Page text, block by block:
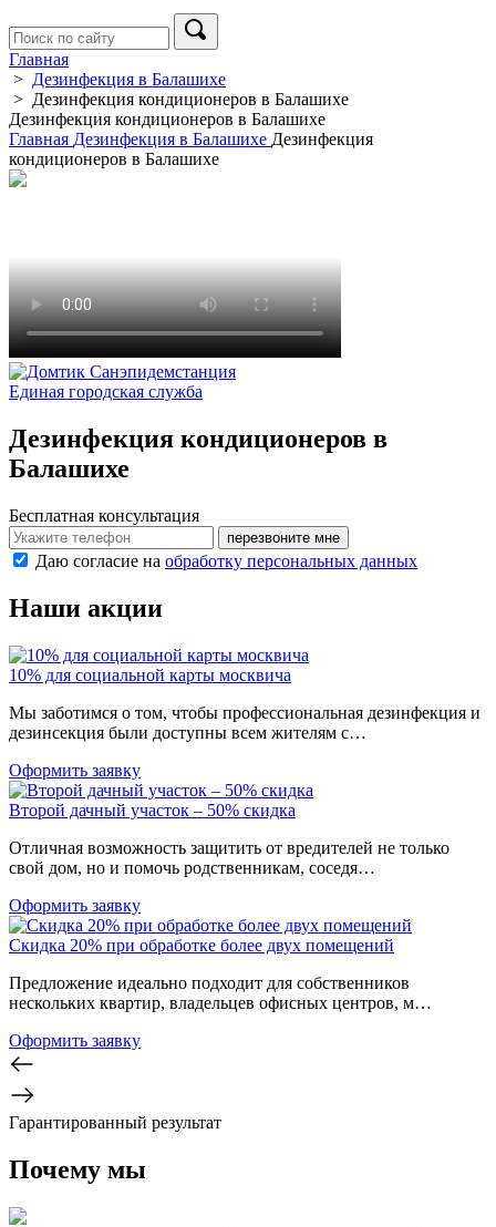
Главная
> Дезинфекция в Балашихе
> Дезинфекция кондиционеров в Балашихе
Дезинфекция кондиционеров в Балашихе
Главная Дезинфекция в Балашихе Дезинфекция
кондиционеров в Балашихе
Санэпидемстанция
Единая городская служба
Дезинфекция кондиционеров в
Балашихе
Бесплатная консультация
перезвоните мне
Даю согласие на обработку персональных данных
Наши акции
10% для социальной карты москвича
Мы заботимся о том, чтобы профессиональная дезинфекция и
дезинсекция были доступны всем жителям с…
Оформить заявку
Второй дачный участок – 50% скидка
Отличная возможность защитить от вредителей не только
свой дом, но и помочь родственникам, соседя…
Оформить заявку
Скидка 20% при обработке более двух помещений
Предложение идеально подходит для собственников
нескольких квартир, владельцев офисных центров, м…
Оформить заявку
Гарантированный результат
Почему мы